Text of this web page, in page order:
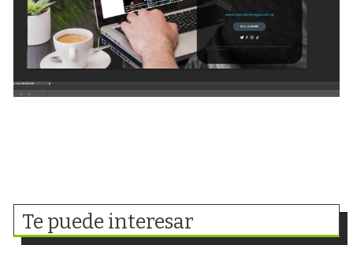
Te puede interesar